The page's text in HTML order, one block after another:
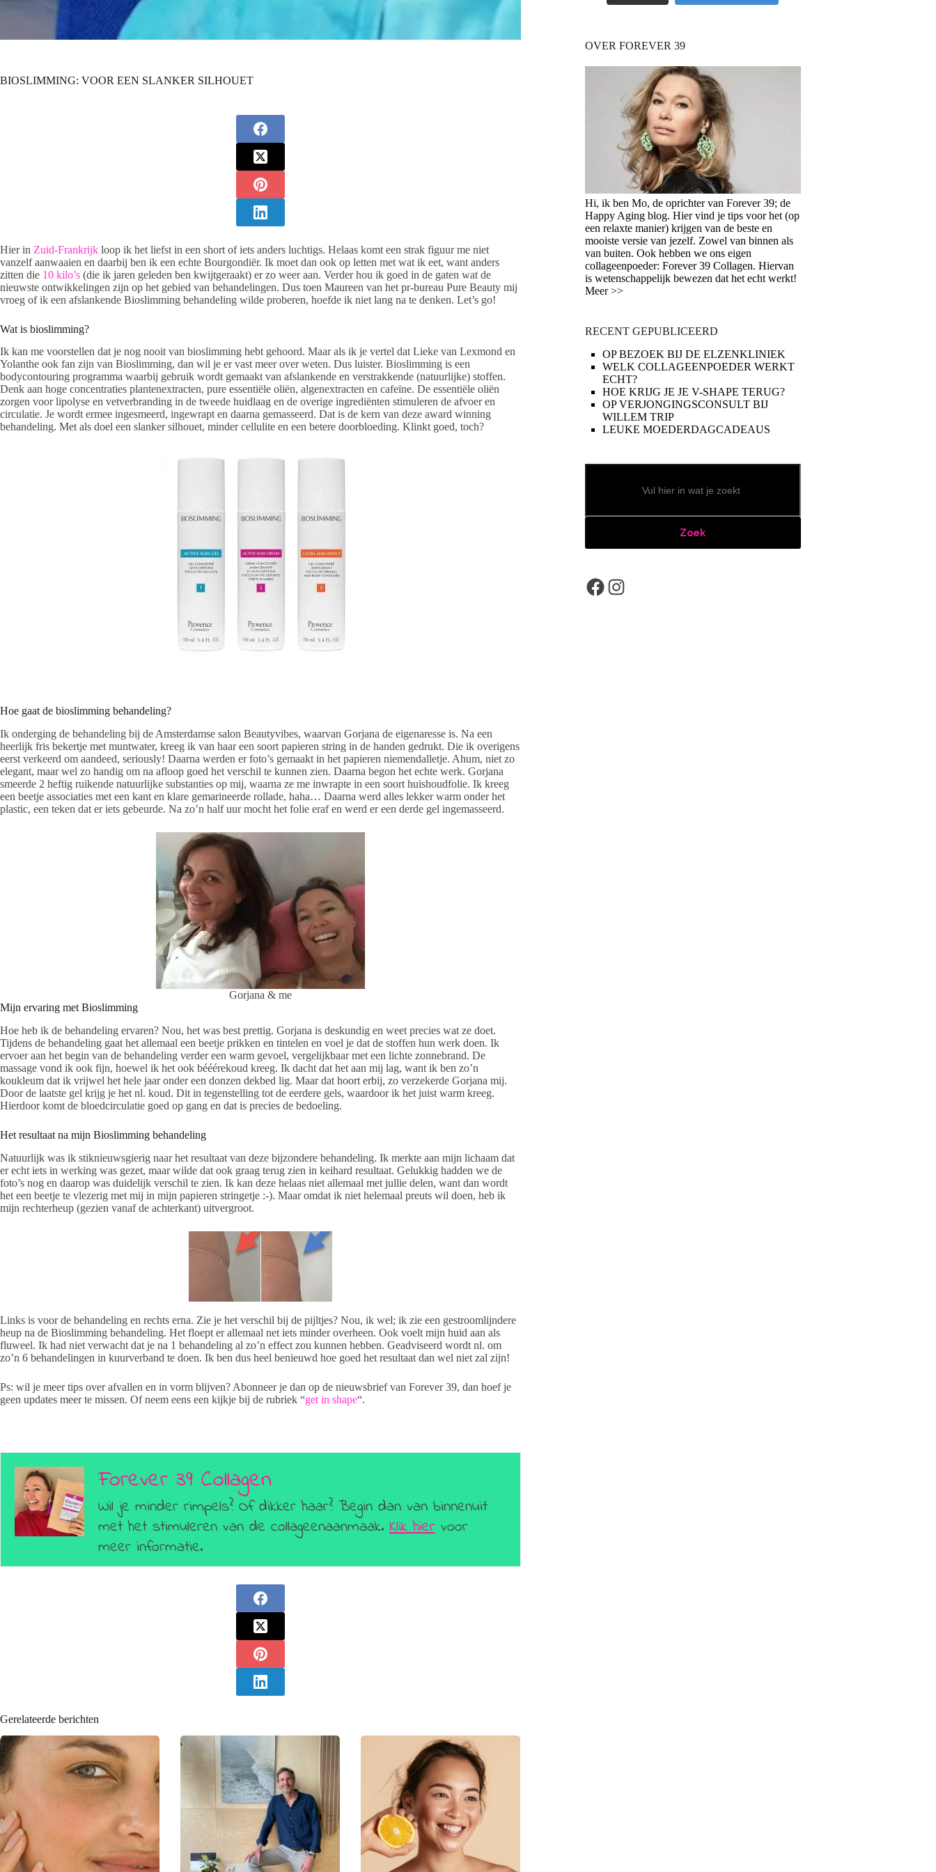
BIOSLIMMING: VOOR EEN SLANKER SILHOUET
Hier in Zuid-Frankrijk loop ik het liefst in een short of iets anders luchtigs. Helaas komt een strak figuur me niet
vanzelf aanwaaien en daarbij ben ik een echte Bourgondiër. Ik moet dan ook op letten met wat ik eet, want anders
zitten die 10 kilo’s (die ik jaren geleden ben kwijtgeraakt) er zo weer aan. Verder hou ik goed in de gaten wat de
nieuwste ontwikkelingen zijn op het gebied van behandelingen. Dus toen Maureen van het pr-bureau Pure Beauty mij
vroeg of ik een afslankende Bioslimming behandeling wilde proberen, hoefde ik niet lang na te denken. Let’s go!
Wat is bioslimming?
Ik kan me voorstellen dat je nog nooit van bioslimming hebt gehoord. Maar als ik je vertel dat Lieke van Lexmond en
Yolanthe ook fan zijn van Bioslimming, dan wil je er vast meer over weten. Dus luister. Bioslimming is een
bodycontouring programma waarbij gebruik wordt gemaakt van afslankende en verstrakkende (natuurlijke) stoffen.
Denk aan hoge concentraties plantenextracten, pure essentiële oliën, algenextracten en cafeïne. De essentiële oliën
zorgen voor lipolyse en vetverbranding in de tweede huidlaag en de overige ingrediënten stimuleren de afvoer en
circulatie. Je wordt ermee ingesmeerd, ingewrapt en daarna gemasseerd. Dat is de kern van deze award winning
behandeling. Met als doel een slanker silhouet, minder cellulite en een betere doorbloeding. Klinkt goed, toch?
Hoe gaat de bioslimming behandeling?
Ik onderging de behandeling bij de Amsterdamse salon Beautyvibes, waarvan Gorjana de eigenaresse is. Na een
heerlijk fris bekertje met muntwater, kreeg ik van haar een soort papieren string in de handen gedrukt. Die ik overigens
eerst verkeerd om aandeed, seriously! Daarna werden er foto’s gemaakt in het papieren niemendalletje. Ahum, niet zo
elegant, maar wel zo handig om na afloop goed het verschil te kunnen zien. Daarna begon het echte werk. Gorjana
smeerde 2 heftig ruikende natuurlijke substanties op mij, waarna ze me inwrapte in een soort huishoudfolie. Ik kreeg
een beetje associaties met een kant en klare gemarineerde rollade, haha… Daarna werd alles lekker warm onder het
plastic, een teken dat er iets gebeurde. Na zo’n half uur mocht het folie eraf en werd er een derde gel ingemasseerd.
Gorjana & me
Mijn ervaring met Bioslimming
Hoe heb ik de behandeling ervaren? Nou, het was best prettig. Gorjana is deskundig en weet precies wat ze doet.
Tijdens de behandeling gaat het allemaal een beetje prikken en tintelen en voel je dat de stoffen hun werk doen. Ik
ervoer aan het begin van de behandeling verder een warm gevoel, vergelijkbaar met een lichte zonnebrand. De
massage vond ik ook fijn, hoewel ik het ook bééérekoud kreeg. Ik dacht dat het aan mij lag, want ik ben zo’n
koukleum dat ik vrijwel het hele jaar onder een donzen dekbed lig. Maar dat hoort erbij, zo verzekerde Gorjana mij.
Door de laatste gel krijg je het nl. koud. Dit in tegenstelling tot de eerdere gels, waardoor ik het juist warm kreeg.
Hierdoor komt de bloedcirculatie goed op gang en dat is precies de bedoeling.
Het resultaat na mijn Bioslimming behandeling
Natuurlijk was ik stiknieuwsgierig naar het resultaat van deze bijzondere behandeling. Ik merkte aan mijn lichaam dat
er echt iets in werking was gezet, maar wilde dat ook graag terug zien in keihard resultaat. Gelukkig hadden we de
foto’s nog en daarop was duidelijk verschil te zien. Ik kan deze helaas niet allemaal met jullie delen, want dan wordt
het een beetje te vlezerig met mij in mijn papieren stringetje :-). Maar omdat ik niet helemaal preuts wil doen, heb ik
mijn rechterheup (gezien vanaf de achterkant) uitvergroot.
Links is voor de behandeling en rechts erna. Zie je het verschil bij de pijltjes? Nou, ik wel; ik zie een gestroomlijndere
heup na de Bioslimming behandeling. Het floept er allemaal net iets minder overheen. Ook voelt mijn huid aan als
fluweel. Ik had niet verwacht dat je na 1 behandeling al zo’n effect zou kunnen hebben. Geadviseerd wordt nl. om
zo’n 6 behandelingen in kuurverband te doen. Ik ben dus heel benieuwd hoe goed het resultaat dan wel niet zal zijn!
Ps: wil je meer tips over afvallen en in vorm blijven? Abonneer je dan op de nieuwsbrief van Forever 39, dan hoef je
geen updates meer te missen. Of neem eens een kijkje bij de rubriek “get in shape“.
Forever 39 Collagen
Wil je minder rimpels? Of dikker haar? Begin dan van binnenuit
met het stimuleren van de collageenaanmaak. Klik hier voor
meer informatie.
Gerelateerde berichten
OVER FOREVER 39
Hi, ik ben Mo, de oprichter van Forever 39; de
Happy Aging blog. Hier vind je tips voor het (op
een relaxte manier) krijgen van de beste en
mooiste versie van jezelf. Zowel van binnen als
van buiten. Ook hebben we ons eigen
collageenpoeder: Forever 39 Collagen. Hiervan
is wetenschappelijk bewezen dat het echt werkt!
Meer >>
RECENT GEPUBLICEERD
OP BEZOEK BIJ DE ELZENKLINIEK
WELK COLLAGEENPOEDER WERKT
ECHT?
HOE KRIJG JE JE V-SHAPE TERUG?
OP VERJONGINGSCONSULT BIJ
WILLEM TRIP
LEUKE MOEDERDAGCADEAUS
Zoeken
Zoek
Facebook
Instagram